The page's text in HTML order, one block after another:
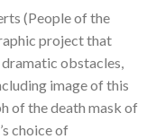
(People of the
project that
obstacles,
image of this
of the death mask of
choice of